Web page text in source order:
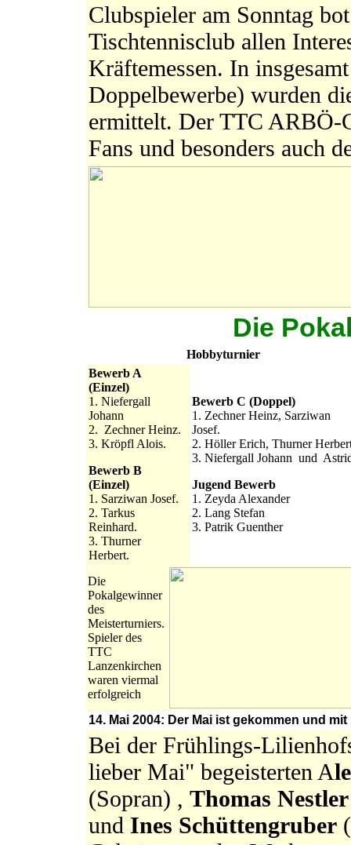
Clubspieler am Sonntag
Tischtennisclub allen
Kräftemessen. In
Doppelbewerbe) wurden
ermittelt. Der TTC ARBÖ-
Fans und besonders auch
Die
Hobbyturnier
Bewerb A
(Einzel)
1. Niefergall
Johann
2. Zechner Heinz.
3. Kröpfl Alois.
Bewerb B
(Einzel)
1. Sarziwan Josef.
2. Tarkus
Reinhard.
3. Thurner
Herbert.
Bewerb C (Doppel)
1. Zechner Heinz, Sarziwan
Josef.
2. Höller Erich, Thurner
3. Niefergall Johann und
Jugend Bewerb
1. Zeyda Alexander
2. Lang Stefan
3. Patrik Guenther
Die
Pokalgewinner
des
Meisterturniers.
Spieler des
TTC
Lanzenkirchen
waren viermal
erfolgreich
14. Mai 2004: Der Mai ist gekommen und
Bei der Frühlings-
lieber Mai" begeisterten A
(Sopran) , Thomas Nestler
und Ines Schüttengruber